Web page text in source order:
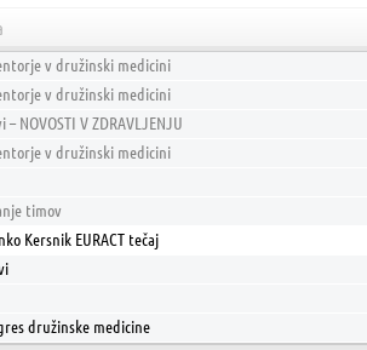
v družinski medicini
v družinski medicini
NOVOSTI V ZDRAVLJENJU
v družinski medicini
timov
Kersnik EURACT tečaj
družinske medicine